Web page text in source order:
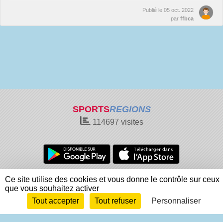
Publié le 05 oct. 2022
par ffbca
SPORTSREGIONS
114697 visites
Charte cookies
Gestion des cookies
Informations légales
Signaler un contenu inapproprié
Envie de participer ?
Connexion
Ce site utilise des cookies et vous donne le contrôle sur ceux
que vous souhaitez activer
Tout accepter
Tout refuser Personnaliser